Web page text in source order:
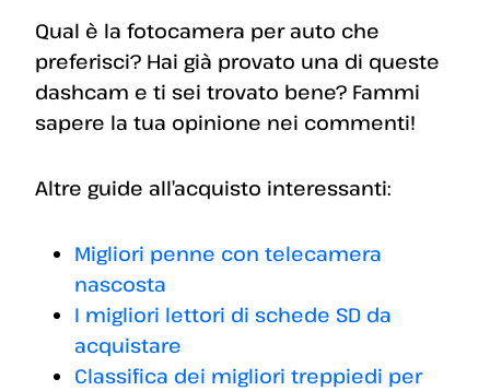
Qual è la fotocamera per auto che
preferisci? Hai già provato una di queste
dashcam e ti sei trovato bene? Fammi
sapere la tua opinione nei commenti!
Altre guide all’acquisto interessanti:
Migliori penne con telecamera
nascosta
I migliori lettori di schede SD da
acquistare
Classifica dei migliori treppiedi per